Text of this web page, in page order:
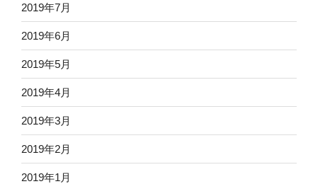
2019年7月
2019年6月
2019年5月
2019年4月
2019年3月
2019年2月
2019年1月